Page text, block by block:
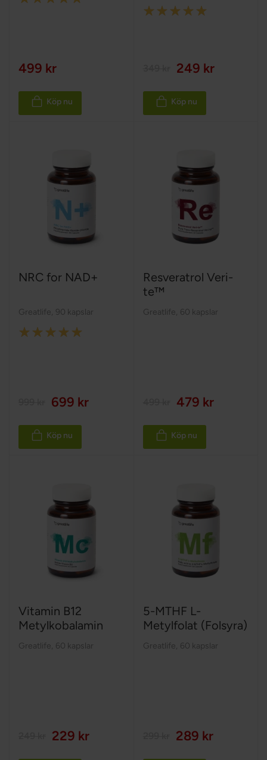
499 kr
Köp nu
Rating:
249 kr
Köp nu
NRC for NAD+
Greatlife 90 kapslar
Rating:
699 kr
Köp nu
Resveratrol Veri-
te™
Greatlife 60 kapslar
479 kr
Köp nu
Vitamin B12
Metylkobalamin
Greatlife 60 kapslar
229 kr
5-MTHF L-
Metylfolat (Folsyra)
Greatlife 60 kapslar
289 kr